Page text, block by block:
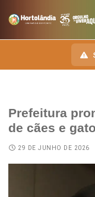
INSTITUCIONAL
SECRETARIAS
Assuntos
HINO, BRASÃO E
TRANSPARÊNCIA
Prefeitura
de cães e
29 DE JUNHO DE 2026